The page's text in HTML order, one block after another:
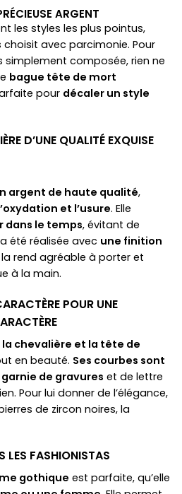
ARGENT
les styles les plus pointus,
choisit avec parcimonie. Pour
simplement composée, rien ne
bague tête de mort
pour décaler un style
D’UNE QUALITÉ EXQUISE
argent de haute qualité,
et l’usure. Elle
dans le temps, évitant de
été réalisée avec une finition
la rend agréable à porter et
à la main.
POUR UNE
chevalière et la tête de
en beauté. Ses courbes sont
garnie de gravures et de lettre
Pour lui donner de l’élégance,
de zircon noires, la
LES FASHIONISTAS
gothique est parfaite, qu’elle